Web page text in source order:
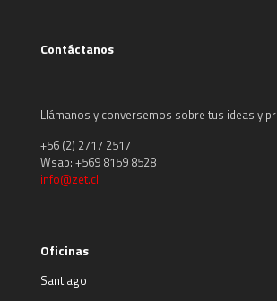
Contáctanos
Llámanos y conversemos sobre tus ideas y
+56 (2) 2717 2517
Wsap: +569 8159 8528
info@zet.cl
Oficinas
Santiago